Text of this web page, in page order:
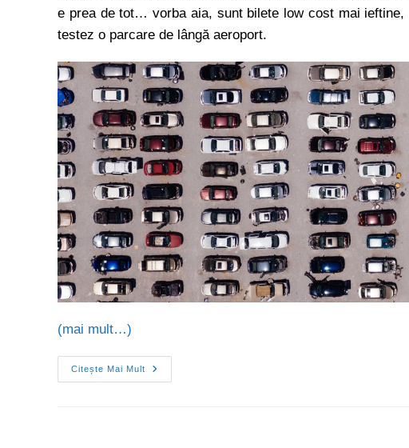
e prea de tot… vorba aia, sunt bilete low cost mai
testez o parcare de lângă aeroport.
(mai mult…)
Citește Mai Mult